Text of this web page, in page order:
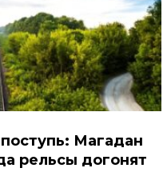
Магадан
рельсы догонят